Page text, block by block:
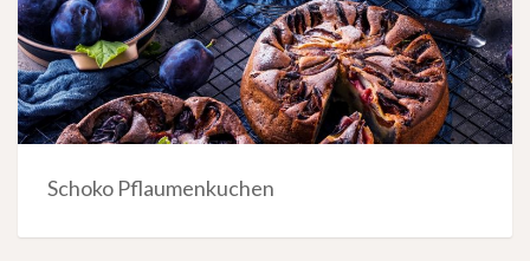
Schoko Pflaumenkuchen